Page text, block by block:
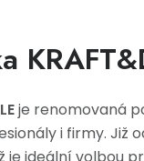
je renomovaná
i firmy. Již